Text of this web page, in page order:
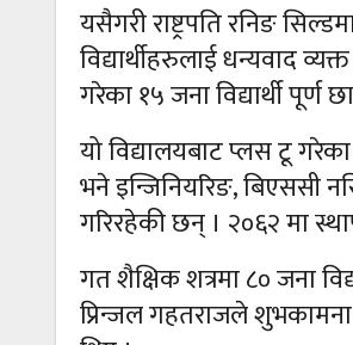
यसैगरी राष्ट्रपति रनिङ
विद्यार्थीहरुलाई धन्यवाद
गरेका १५ जना विद्यार्थी पूर्ण
यो विद्यालयबाट प्लस टू
भने इन्जिनियरिङ, बिएससी
गरिरहेकी छन् । २०६२ मा
गत शैक्षिक शत्रमा ८० जना
प्रिन्जल गहतराजले शुभकामना